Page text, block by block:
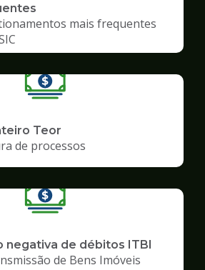
mais frequentes
Teor
de processos
negativa de débitos ITBI
de Bens Imóveis